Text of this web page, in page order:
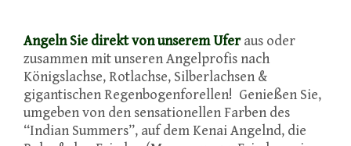
Angeln Sie direkt von unserem Uferaus oder
zusammen mit unseren Angelprofis nach
Königslachse, Rotlachse, Silberlachsen &
gigantischen Regenbogenforellen! Genießen Sie,
umgeben von den sensationellen Farben des
“Indian Summers”, auf dem Kenai Angelnd, die